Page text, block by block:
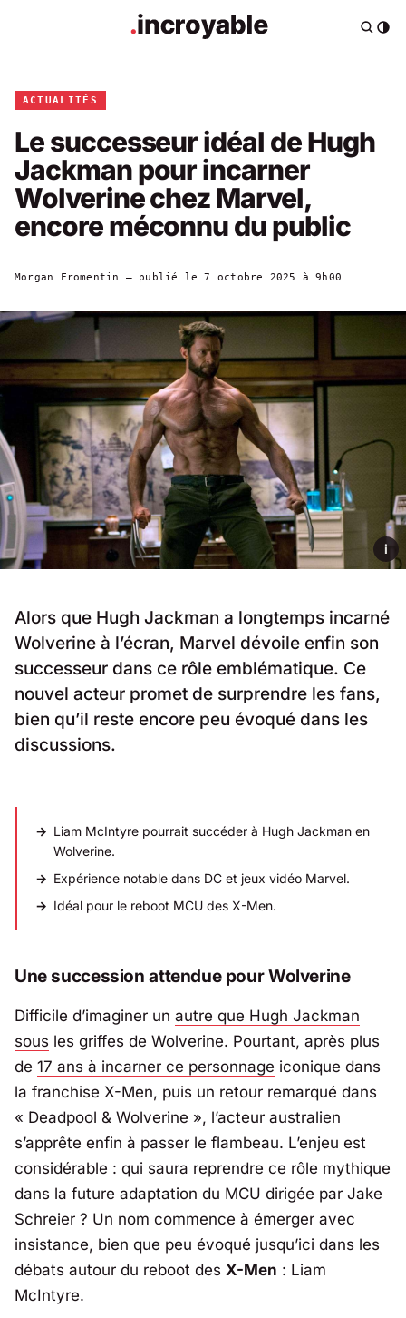
ACTUALITÉS
Le successeur idéal de Hugh
Jackman pour incarner
Wolverine chez Marvel,
encore méconnu du public
Morgan Fromentin — publié le7 octobre 2025 à 9h00
i
Alors que Hugh Jackman a longtemps incarné
Wolverine à l’écran, Marvel dévoile enfin son
successeur dans ce rôle emblématique. Ce
nouvel acteur promet de surprendre les fans,
bien qu’il reste encore peu évoqué dans les
discussions.
Liam McIntyre pourrait succéder à Hugh Jackman en
Wolverine.
Expérience notable dans DC et jeux vidéo Marvel.
Idéal pour le reboot MCU des X-Men.
Une succession attendue pour Wolverine
Difficile d’imaginer un autre que Hugh Jackman
sous les griffes de Wolverine. Pourtant, après plus
de 17 ans à incarner ce personnage iconique dans
la franchise X-Men, puis un retour remarqué dans
« Deadpool & Wolverine », l’acteur australien
s’apprête enfin à passer le flambeau. L’enjeu est
considérable : qui saura reprendre ce rôle mythique
dans la future adaptation du MCU dirigée par Jake
Schreier ? Un nom commence à émerger avec
insistance, bien que peu évoqué jusqu’ici dans les
débats autour du reboot des X-Men : Liam
McIntyre.